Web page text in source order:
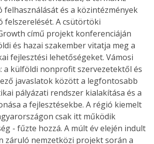
felhasználását és a közintézmények
felszerelését. A csütörtöki
című projekt konferenciáján
és hazai szakember vitatja meg a
fejlesztési lehetőségeket. Vámosi
a külföldi nonprofit szervezetektől és
javaslatok között a legfontosabb
pályázati rendszer kialakítása és a
a fejlesztésekbe. A régió kiemelt
csak itt működik
- fűzte hozzá. A múlt év elején indult
záruló nemzetközi projekt során a